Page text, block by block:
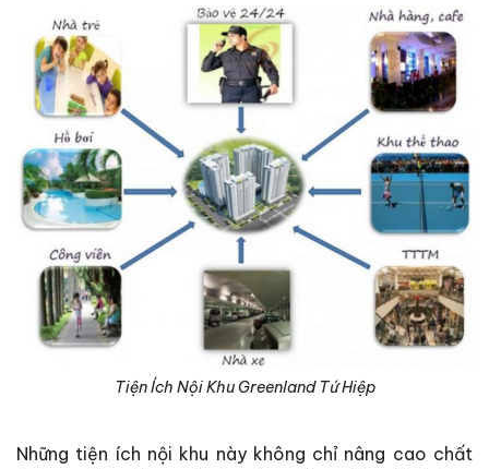
Tiện Ích Nội Khu Greenland Tứ Hiệp
Những tiện ích nội khu này không chỉ nâng cao chất